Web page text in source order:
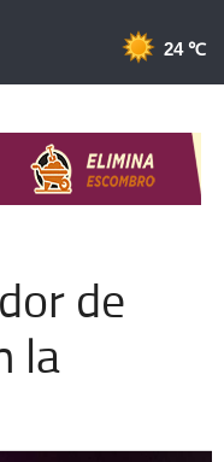
24 ℃
de
la